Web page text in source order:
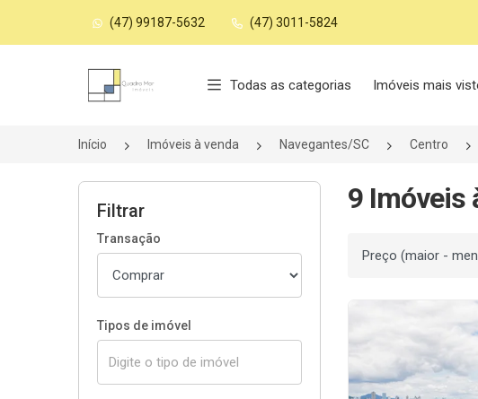
(47) 99187-5632 (47) 3011-5824
Página inicial
Todas as categorias Imóveis mais
Início Imóveis à venda Navegantes/SC Centro
Filtrar
Transação
Tipos de imóvel
9 Imóveis
Ordenar por